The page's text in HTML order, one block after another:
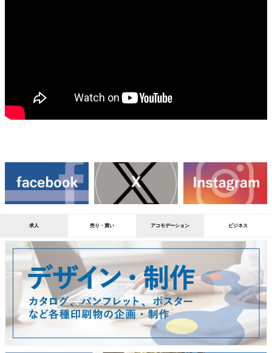
求人 売り・買い アコモデーション ビジネス